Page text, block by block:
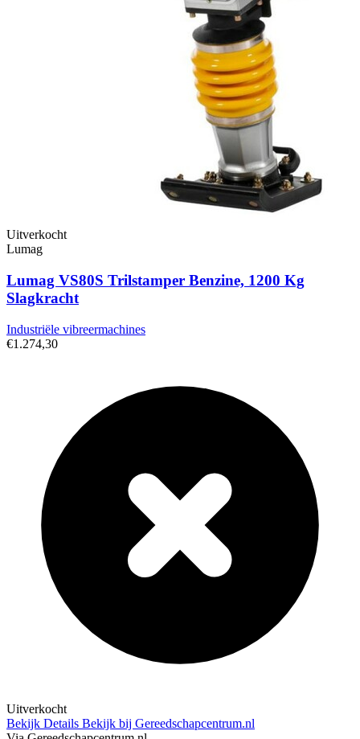
Uitverkocht
Lumag
Lumag VS80S Trilstamper Benzine, 1200 Kg
Slagkracht
Industriële vibreermachines
€1.274,30
Uitverkocht
Bekijk Details Bekijk bij Gereedschapcentrum.nl